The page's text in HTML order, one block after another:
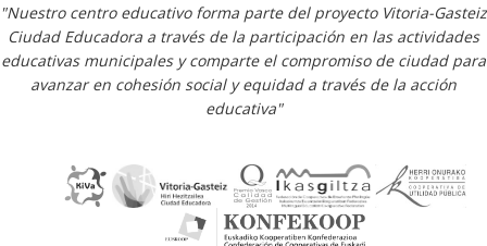
"Nuestro centro educativo forma parte del proyecto Vitoria-Gasteiz
Ciudad Educadora a través de la participación en las actividades
educativas municipales y comparte el compromiso de ciudad para
avanzar en cohesión social y equidad a través de la acción
educativa"